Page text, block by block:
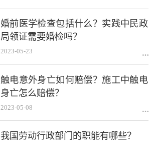
婚前医学检查包括什么？实践中民政
局领证需要婚检吗？
2023-05-23
触电意外身亡如何赔偿？施工中触电
身亡怎么赔偿？
2023-05-08
我国劳动行政部门的职能有哪些？